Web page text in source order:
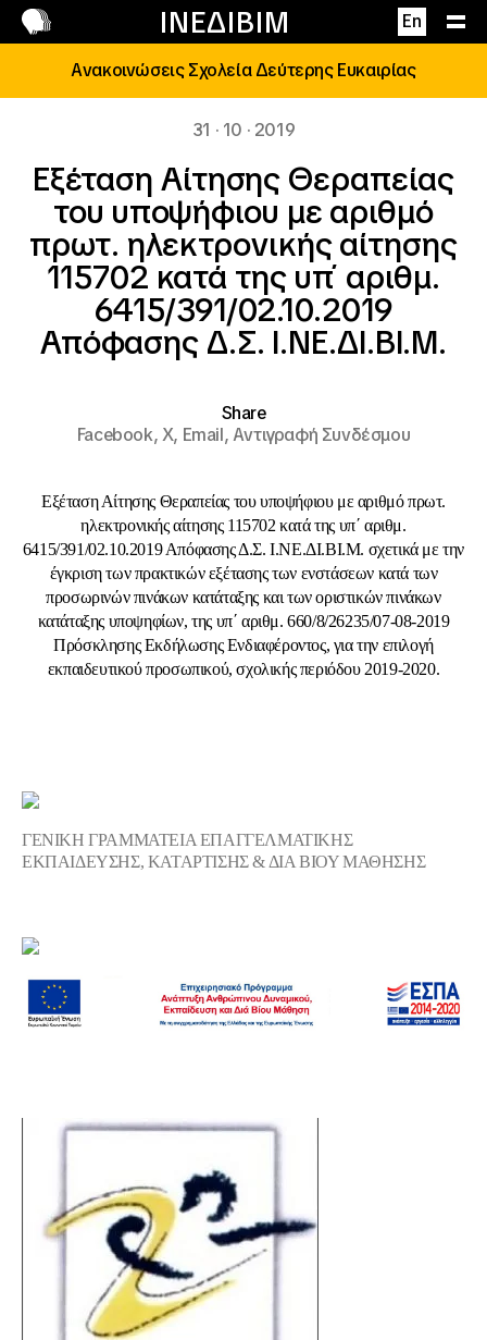
ΙΝΕΔΙΒΙΜ En
Επικοινωνία
Ανακοινώσεις Σχολεία Δεύτερης Ευκαιρίας
31 · 10 · 2019
Εξέταση Αίτησης Θεραπείας
του υποψήφιου με αριθμό
πρωτ. ηλεκτρονικής αίτησης
115702 κατά της υπ΄ αριθμ.
6415/391/02.10.2019
Απόφασης Δ.Σ. Ι.ΝΕ.ΔΙ.ΒΙ.Μ.
Share
Facebook,X, Email,Αντιγραφή Συνδέσμου
Εξέταση Αίτησης Θεραπείας του υποψήφιου με αριθμό πρωτ.
ηλεκτρονικής αίτησης 115702 κατά της υπ΄ αριθμ.
6415/391/02.10.2019 Απόφασης Δ.Σ. Ι.ΝΕ.ΔΙ.ΒΙ.Μ. σχετικά με την
έγκριση των πρακτικών εξέτασης των ενστάσεων κατά των
προσωρινών πινάκων κατάταξης και των οριστικών πινάκων
κατάταξης υποψηφίων, της υπ΄ αριθμ. 660/8/26235/07-08-2019
Πρόσκλησης Εκδήλωσης Ενδιαφέροντος, για την επιλογή
εκπαιδευτικού προσωπικού, σχολικής περιόδου 2019-2020.
ΓΕΝΙΚΗ ΓΡΑΜΜΑΤΕΙΑ ΕΠΑΓΓΕΛΜΑΤΙΚΗΣ
ΕΚΠΑΙΔΕΥΣΗΣ, ΚΑΤΑΡΤΙΣΗΣ & ΔΙΑ ΒΙΟΥ ΜΑΘΗΣΗΣ